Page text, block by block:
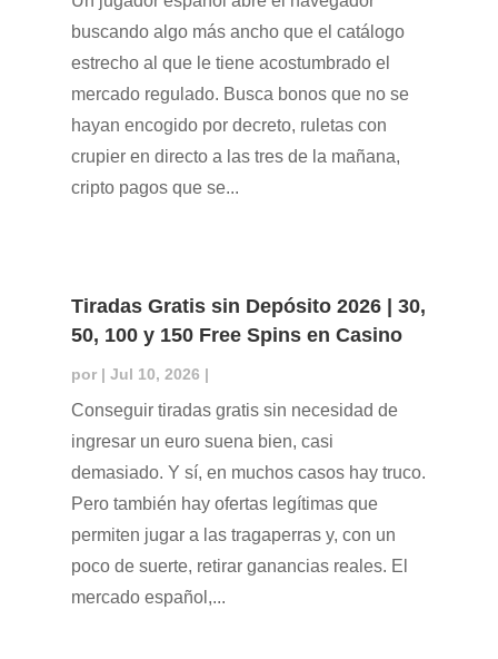
buscando algo más ancho que el catálogo
estrecho al que le tiene acostumbrado el
mercado regulado. Busca bonos que no se
hayan encogido por decreto, ruletas con
crupier en directo a las tres de la mañana,
cripto pagos que se...
Tiradas Gratis sin Depósito 2026 | 30,
50, 100 y 150 Free Spins en Casino
por | Jul 10, 2026 |
Conseguir tiradas gratis sin necesidad de
ingresar un euro suena bien, casi
demasiado. Y sí, en muchos casos hay truco.
Pero también hay ofertas legítimas que
permiten jugar a las tragaperras y, con un
poco de suerte, retirar ganancias reales. El
mercado español,...